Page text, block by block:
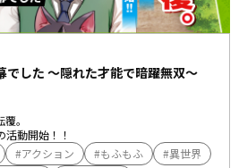
でした ～隠れた才能で暗躍無双～
。
動開始！！
アクション もふもふ
異世界